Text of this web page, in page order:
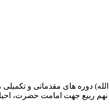
حضرت مهدی موعود(عجل الله) دوره های